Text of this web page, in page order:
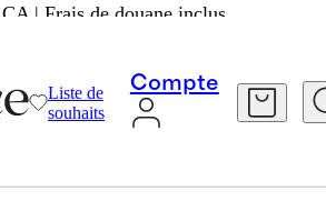
| Frais de douane inclus.
Liste de
souhaits
Compte
Chemises
DÉCONTRACTÉES